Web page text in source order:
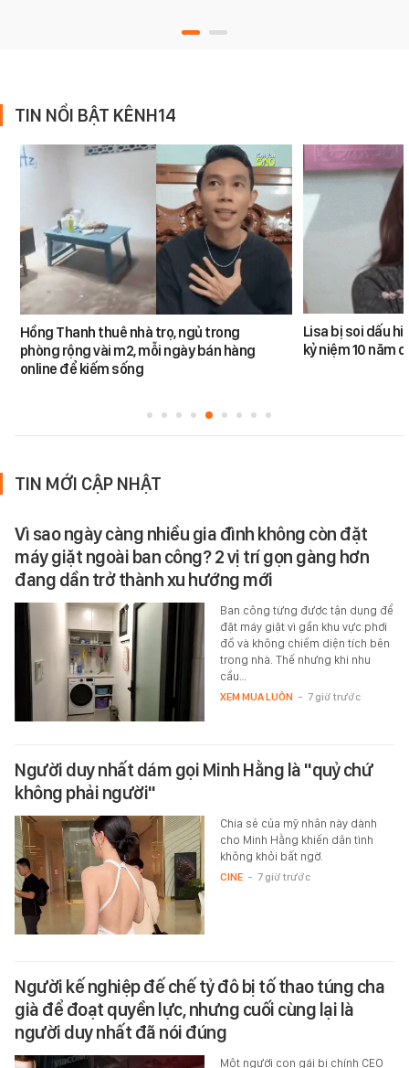
TIN NỔI BẬT KÊNH14
Hồng Thanh thuê nhà trọ, ngủ trong
phòng rộng vài m2, mỗi ngày bán hàng
online để kiếm sống
Lisa bị soi dấu
kỷ niệm 10 năm
TIN MỚI CẬP NHẬT
Vì sao ngày càng nhiều gia đình không còn đặt
máy giặt ngoài ban công? 2 vị trí gọn gàng hơn
đang dần trở thành xu hướng mới
Ban công từng được tận dụng để
đặt máy giặt vì gần khu vực phơi
đồ và không chiếm diện tích bên
trong nhà. Thế nhưng khi nhu
cầu…
XEM MUA LUÔN - 7 giờ trước
Người duy nhất dám gọi Minh Hằng là "quỷ chứ
không phải người"
Chia sẻ của mỹ nhân này dành
cho Minh Hằng khiến dân tình
không khỏi bất ngờ.
CINE - 7 giờ trước
Người kế nghiệp đế chế tỷ đô bị tố thao túng cha
già để đoạt quyền lực, nhưng cuối cùng lại là
người duy nhất đã nói đúng
Một người con gái bị chính CEO